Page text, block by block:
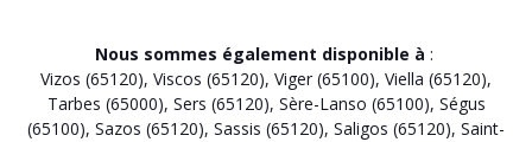
Nous sommes également disponible à :
Vizos (65120), Viscos (65120), Viger (65100), Viella (65120),
Tarbes (65000), Sers (65120), Sère-Lanso (65100), Ségus
(65100), Sazos (65120), Sassis (65120), Saligos (65120), Saint-